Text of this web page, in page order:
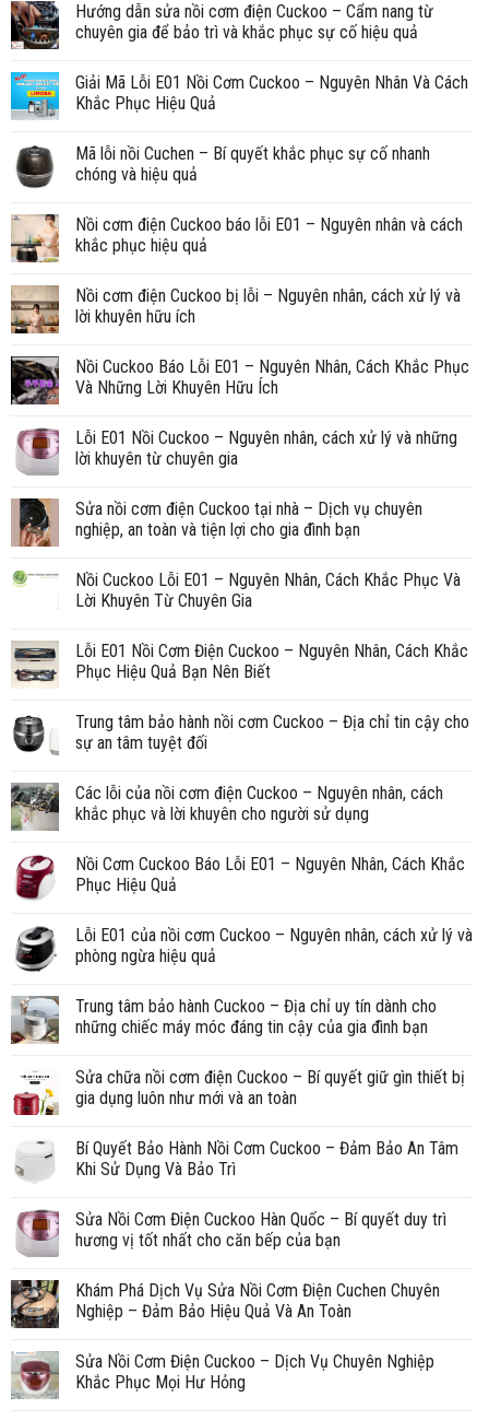
Hướng dẫn sửa nồi cơm điện Cuckoo – Cẩm nang từ
chuyên gia để bảo trì và khắc phục sự cố hiệu quả
Giải Mã Lỗi E01 Nồi Cơm Cuckoo – Nguyên Nhân Và Cách
Khắc Phục Hiệu Quả
Mã lỗi nồi Cuchen – Bí quyết khắc phục sự cố nhanh
chóng và hiệu quả
Nồi cơm điện Cuckoo báo lỗi E01 – Nguyên nhân và cách
khắc phục hiệu quả
Nồi cơm điện Cuckoo bị lỗi – Nguyên nhân, cách xử lý và
lời khuyên hữu ích
Nồi Cuckoo Báo Lỗi E01 – Nguyên Nhân, Cách Khắc Phục
Và Những Lời Khuyên Hữu Ích
Lỗi E01 Nồi Cuckoo – Nguyên nhân, cách xử lý và những
lời khuyên từ chuyên gia
Sửa nồi cơm điện Cuckoo tại nhà – Dịch vụ chuyên
nghiệp, an toàn và tiện lợi cho gia đình bạn
Nồi Cuckoo Lỗi E01 – Nguyên Nhân, Cách Khắc Phục Và
Lời Khuyên Từ Chuyên Gia
Lỗi E01 Nồi Cơm Điện Cuckoo – Nguyên Nhân, Cách Khắc
Phục Hiệu Quả Bạn Nên Biết
Trung tâm bảo hành nồi cơm Cuckoo – Địa chỉ tin cậy cho
sự an tâm tuyệt đối
Các lỗi của nồi cơm điện Cuckoo – Nguyên nhân, cách
khắc phục và lời khuyên cho người sử dụng
Nồi Cơm Cuckoo Báo Lỗi E01 – Nguyên Nhân, Cách Khắc
Phục Hiệu Quả
Lỗi E01 của nồi cơm Cuckoo – Nguyên nhân, cách xử lý và
phòng ngừa hiệu quả
Trung tâm bảo hành Cuckoo – Địa chỉ uy tín dành cho
những chiếc máy móc đáng tin cậy của gia đình bạn
Sửa chữa nồi cơm điện Cuckoo – Bí quyết giữ gìn thiết bị
gia dụng luôn như mới và an toàn
Bí Quyết Bảo Hành Nồi Cơm Cuckoo – Đảm Bảo An Tâm
Khi Sử Dụng Và Bảo Trì
Sửa Nồi Cơm Điện Cuckoo Hàn Quốc – Bí quyết duy trì
hương vị tốt nhất cho căn bếp của bạn
Khám Phá Dịch Vụ Sửa Nồi Cơm Điện Cuchen Chuyên
Nghiệp – Đảm Bảo Hiệu Quả Và An Toàn
Sửa Nồi Cơm Điện Cuckoo – Dịch Vụ Chuyên Nghiệp
Khắc Phục Mọi Hư Hỏng